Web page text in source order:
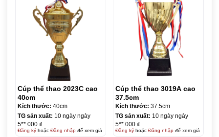
Cúp thể thao 2023C cao
40cm
Kích thước: 40cm
TG sản xuất: 10 ngày ngày
5**.000 ₫
Đăng kýhoặc Đăng nhậpđể xem giá
Cúp thể thao 3019A cao
37.5cm
Kích thước: 37.5cm
TG sản xuất: 10 ngày ngày
5**.000 ₫
Đăng kýhoặc Đăng nhậpđể xem giá